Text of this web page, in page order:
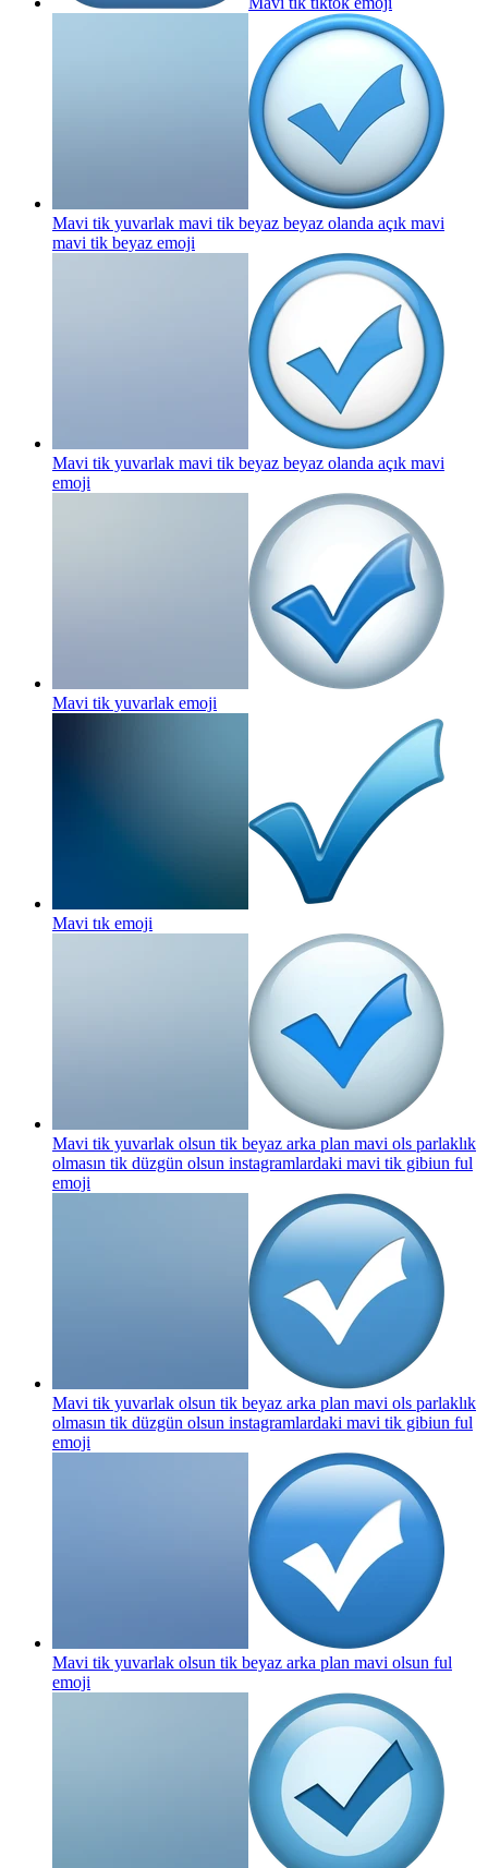
Mavi tik yuvarlak mavi tik beyaz beyaz olanda açık mavi
mavi tik beyaz emoji
Mavi tik yuvarlak mavi tik beyaz beyaz olanda açık mavi
emoji
Mavi tik yuvarlak emoji
Mavi tık emoji
Mavi tik yuvarlak olsun tik beyaz arka plan mavi ols parlaklık
olmasın tik düzgün olsun instagramlardaki mavi tik gibiun ful
emoji
Mavi tik yuvarlak olsun tik beyaz arka plan mavi ols parlaklık
olmasın tik düzgün olsun instagramlardaki mavi tik gibiun ful
emoji
Mavi tik yuvarlak olsun tik beyaz arka plan mavi olsun ful
emoji